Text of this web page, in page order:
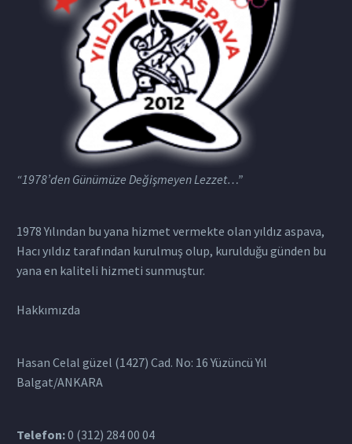
“1978’den Günümüze Değişmeyen Lezzet…”
1978 Yılından bu yana hizmet vermekte olan yıldız aspava,
Hacı yıldız tarafından kurulmuş olup, kurulduğu günden bu
yana en kaliteli hizmeti sunmuştur.
Hakkımızda
Hasan Celal güzel (1427) Cad. No: 16 Yüzüncü Yıl
Balgat/ANKARA
Telefon:0 (312) 284 00 04